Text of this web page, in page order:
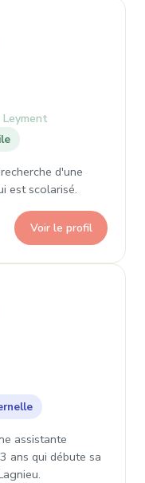
Leyment
d'une
est scolarisé.
Voir le profil
à Lagnieu
assistante
ans qui débute sa